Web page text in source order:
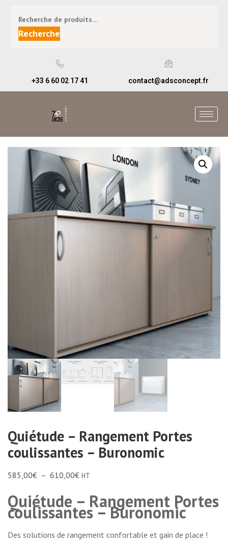
Recherche
+33 6 60 02 17 41 contact@adsconcept.fr
Quiétude – Rangement Portes
coulissantes – Buronomic
585,00€ – 610,00€ HT
Quiétude – Rangement Portes
coulissantes – Buronomic
Des solutions de rangement confortable et gain de place !